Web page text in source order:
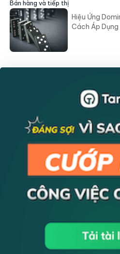
Bán hàng và tiếp thị
Hiệu Ứng
Cách Áp Dụng